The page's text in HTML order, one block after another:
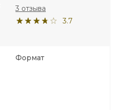
3.7
3 отзыва
Формат